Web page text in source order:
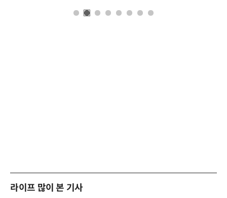
라이프 많이 본 기사